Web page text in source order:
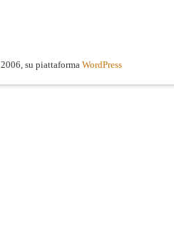
2006, su piattaforma WordPress